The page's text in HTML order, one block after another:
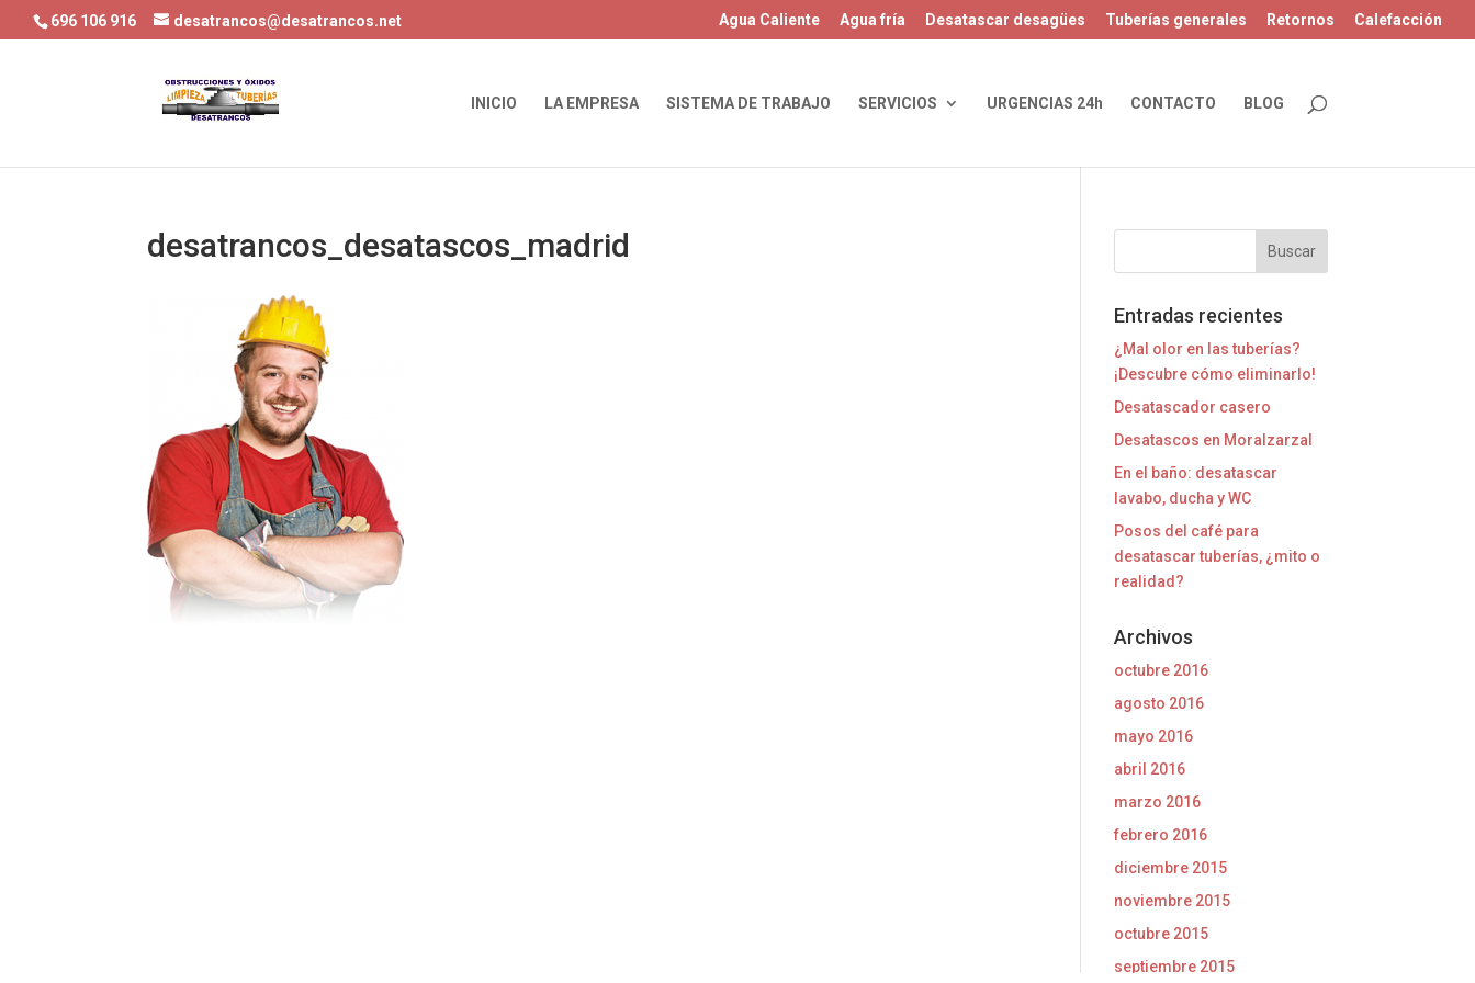
696 106 916 desatrancos@desatrancos.net Agua Caliente Agua fría Desatascar desagües Tuberías generales Retornos Calefacción
INICIO LA EMPRESA SISTEMA DE TRABAJO SERVICIOS URGENCIAS 24h CONTACTO BLOG
desatrancos_desatascos_madrid
Entradas recientes
¿Mal olor en las tuberías?
¡Descubre cómo eliminarlo!
Desatascador casero
Desatascos en Moralzarzal
En el baño: desatascar
lavabo, ducha y WC
Posos del café para
desatascar tuberías, ¿mito o
realidad?
Archivos
octubre 2016
agosto 2016
mayo 2016
abril 2016
marzo 2016
febrero 2016
diciembre 2015
noviembre 2015
octubre 2015
septiembre 2015